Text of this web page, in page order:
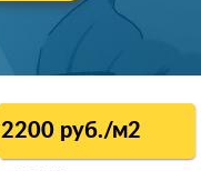
2200 руб./м2